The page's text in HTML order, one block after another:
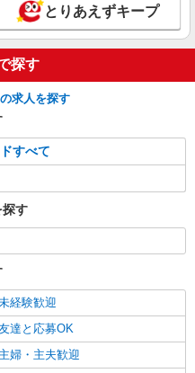
とりあえずキープ
探す
求人を探す
すべて
探す
経験歓迎
達と応募OK
主婦・主夫歓迎